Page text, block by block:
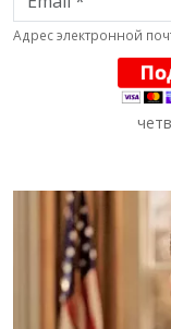
Адрес электронной